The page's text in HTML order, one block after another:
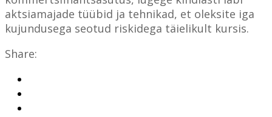
aktsiamajade tüübid ja tehnikad, et oleksite iga
kujundusega seotud riskidega täielikult kursis.
Share: